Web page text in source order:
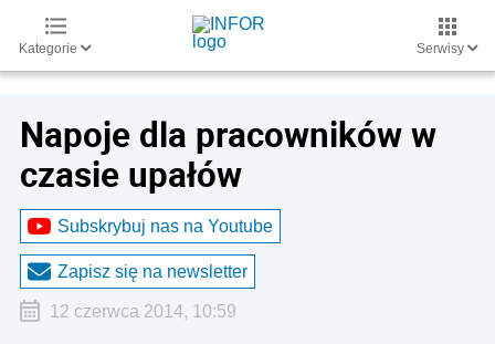
Kategorie Serwisy
Napoje dla pracowników w
czasie upałów
Subskrybuj nas na Youtube
Zapisz się na newsletter
12 czerwca 2014, 10:59